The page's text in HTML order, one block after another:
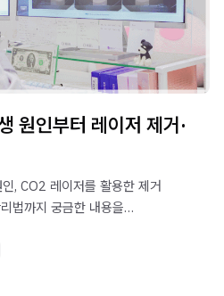
원인부터 레이저 제거·
, CO2 레이저를 활용한 제거
법까지 궁금한 내용을